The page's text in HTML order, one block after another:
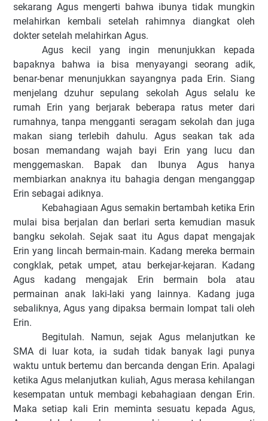
sekarang Agus mengerti bahwa ibunya tidak mungkin
melahirkan kembali setelah rahimnya diangkat oleh
dokter setelah melahirkan Agus.
Agus kecil yang ingin menunjukkan kepada
bapaknya bahwa ia bisa menyayangi seorang adik,
benar-benar menunjukkan sayangnya pada Erin. Siang
menjelang dzuhur sepulang sekolah Agus selalu ke
rumah Erin yang berjarak beberapa ratus meter dari
rumahnya, tanpa mengganti seragam sekolah dan juga
makan siang terlebih dahulu. Agus seakan tak ada
bosan memandang wajah bayi Erin yang lucu dan
menggemaskan. Bapak dan Ibunya Agus hanya
membiarkan anaknya itu bahagia dengan menganggap
Erin sebagai adiknya.
Kebahagiaan Agus semakin bertambah ketika Erin
mulai bisa berjalan dan berlari serta kemudian masuk
bangku sekolah. Sejak saat itu Agus dapat mengajak
Erin yang lincah bermain-main. Kadang mereka bermain
congklak, petak umpet, atau berkejar-kejaran. Kadang
Agus kadang mengajak Erin bermain bola atau
permainan anak laki-laki yang lainnya. Kadang juga
sebaliknya, Agus yang dipaksa bermain lompat tali oleh
Erin.
Begitulah. Namun, sejak Agus melanjutkan ke
SMA di luar kota, ia sudah tidak banyak lagi punya
waktu untuk bertemu dan bercanda dengan Erin. Apalagi
ketika Agus melanjutkan kuliah, Agus merasa kehilangan
kesempatan untuk membagi kebahagiaan dengan Erin.
Maka setiap kali Erin meminta sesuatu kepada Agus,